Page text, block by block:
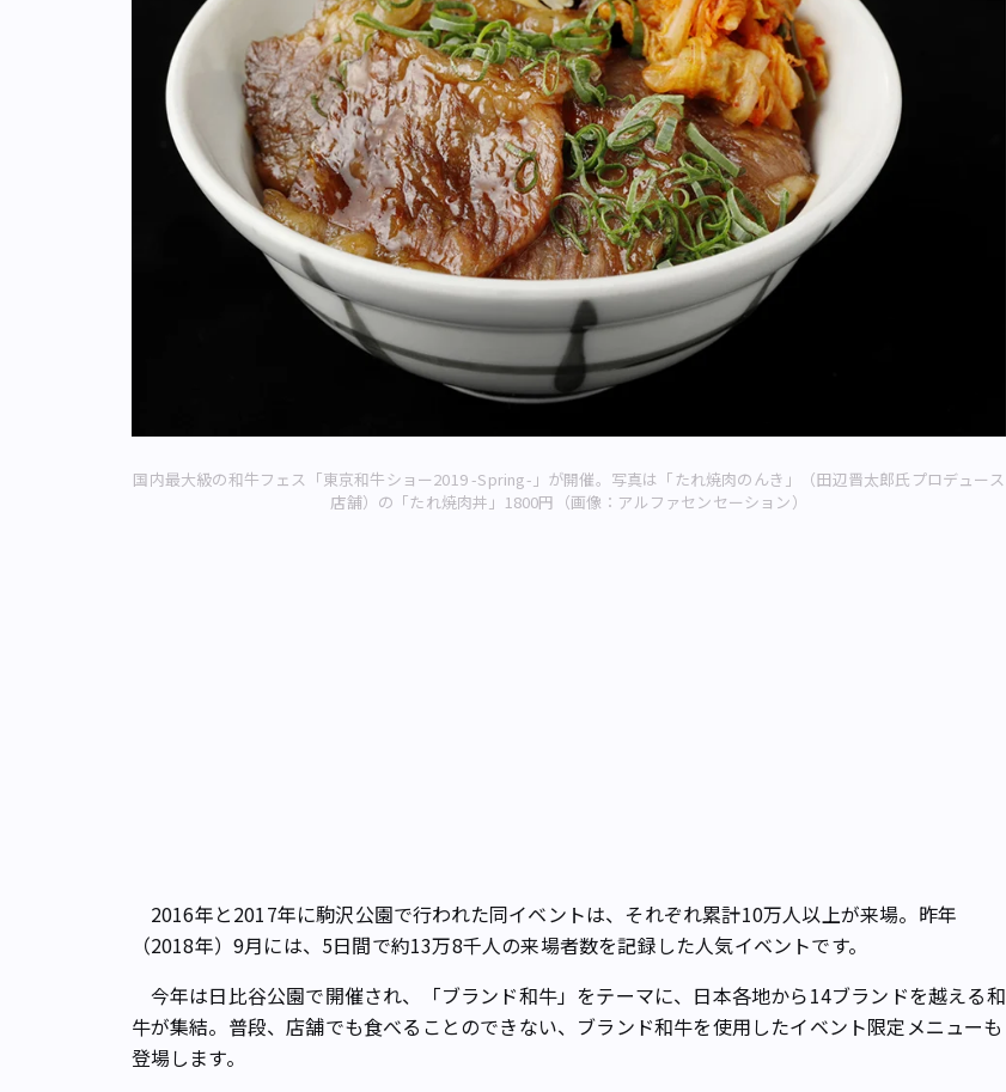
国内最大級の和牛フェス「東京和牛ショー2019 -Spring-」が開催。写真は「たれ焼肉のんき」（田辺晋太郎氏プロデュース
店舗）の「たれ焼肉丼」1800円（画像：アルファセンセーション）
2016年と2017年に駒沢公園で行われた同イベントは、それぞれ累計10万人以上が来場。昨年
（2018年）9月には、5日間で約13万8千人の来場者数を記録した人気イベントです。
今年は日比谷公園で開催され、「ブランド和牛」をテーマに、日本各地から14ブランドを越える和
牛が集結。普段、店舗でも食べることのできない、ブランド和牛を使用したイベント限定メニューも
登場します。